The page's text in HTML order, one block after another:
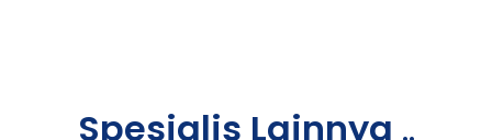
Spesialis Lainnya ..